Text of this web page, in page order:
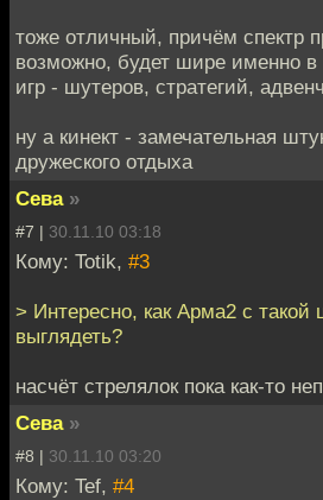
тоже отличный, причём спектр
возможно, будет шире именно в
игр - шутеров, стратегий,
ну а кинект - замечательная
дружеского отдыха
Сева »
#7 | 30.11.10 03:18
Кому: Totik, #3
> Интересно, как Арма2 с такой
выглядеть?
насчёт стрелялок пока как-то
Сева »
#8 | 30.11.10 03:20
Кому: Tef, #4